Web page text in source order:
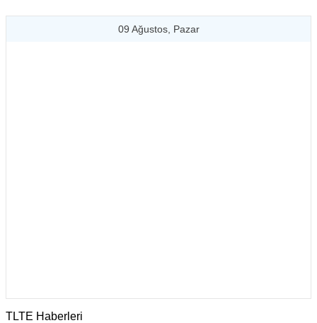
09 Ağustos, Pazar
TLTE Haberleri